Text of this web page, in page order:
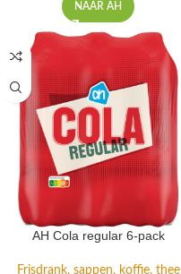
NAAR AH
AH Cola regular 6-pack
Frisdrank, sappen, koffie, thee